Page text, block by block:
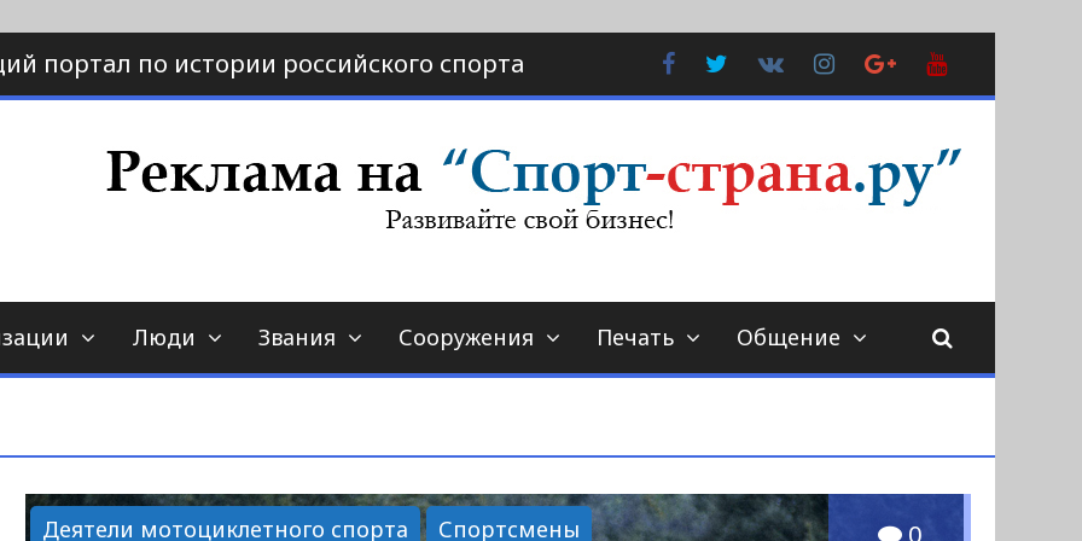
портал по истории российского спорта FacebookTwitter
Контакте
Instagram
Google
Plus
страна.ру
по истории спорта
Люди Звания Сооружения Печать Общение
Деятели мотоциклетного спорта Спортсмены 0